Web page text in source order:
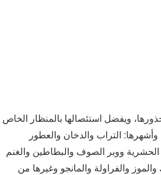
ويفضل استئصالها بالمنظار الخاص
التراب والدخان والعطور
الحشرية ووبر الصوف والبطاطين والغنم
والفراولة والمانجو وغيرها من